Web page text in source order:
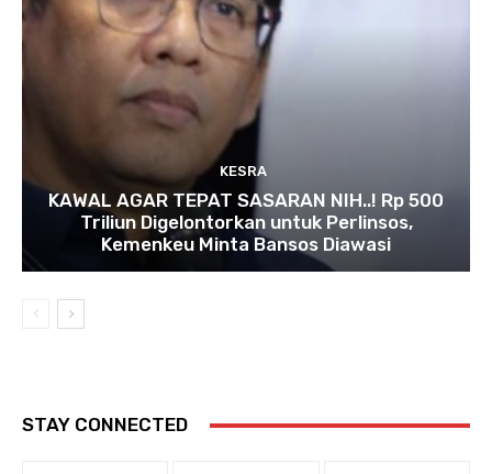
KESRA
KAWAL AGAR TEPAT SASARAN NIH..! Rp 500
Triliun Digelontorkan untuk Perlinsos,
Kemenkeu Minta Bansos Diawasi
STAY CONNECTED